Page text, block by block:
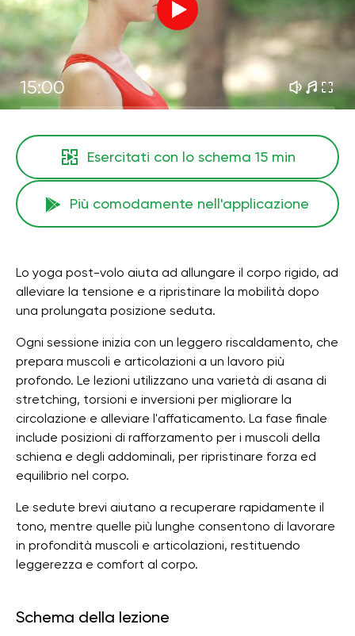
15:00
Esercitati con lo schema 15 min
Più comodamente nell'applicazione
Lo yoga post-volo aiuta ad allungare il corpo rigido, ad
alleviare la tensione e a ripristinare la mobilità dopo
una prolungata posizione seduta.
Ogni sessione inizia con un leggero riscaldamento, che
prepara muscoli e articolazioni a un lavoro più
profondo. Le lezioni utilizzano una varietà di asana di
stretching, torsioni e inversioni per migliorare la
circolazione e alleviare l'affaticamento. La fase finale
include posizioni di rafforzamento per i muscoli della
schiena e degli addominali, per ripristinare forza ed
equilibrio nel corpo.
Le sedute brevi aiutano a recuperare rapidamente il
tono, mentre quelle più lunghe consentono di lavorare
in profondità muscoli e articolazioni, restituendo
leggerezza e comfort al corpo.
Schema della lezione